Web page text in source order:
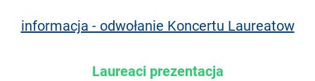
informacja - odwołanie Koncertu Laureatow
Laureaci prezentacja